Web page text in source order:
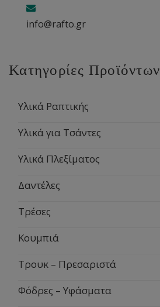
info@rafto.gr
Κατηγορίες Προϊόντων
Υλικά Ραπτικής
Υλικά για Τσάντες
Υλικά Πλεξίματος
Δαντέλες
Τρέσες
Κουμπιά
Τρουκ – Πρεσαριστά
Φόδρες – Υφάσματα